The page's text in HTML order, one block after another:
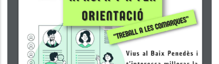
Busques Feina O Vols Millorar La
Teva Situació Laboral O Vols
Formar-Te?